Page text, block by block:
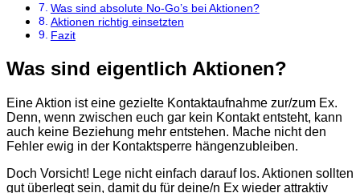
Was sind absolute No-Go’s bei Aktionen?
Aktionen richtig einsetzten
Fazit
Was sind eigentlich Aktionen?
Eine Aktion ist eine gezielte Kontaktaufnahme zur/zum Ex.
Denn, wenn zwischen euch gar kein Kontakt entsteht, kann
auch keine Beziehung mehr entstehen. Mache nicht den
Fehler ewig in der Kontaktsperre hängenzubleiben.
Doch Vorsicht! Lege nicht einfach darauf los. Aktionen sollten
gut überlegt sein, damit du für deine/n Ex wieder attraktiv